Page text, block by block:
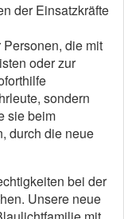
der Einsatzkräfte
die mit
oder zur
sondern
sie beim
durch die neue
bei der
Unsere neue